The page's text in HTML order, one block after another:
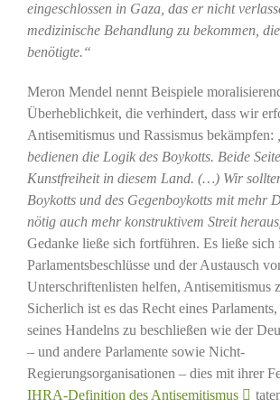
eingeschlossen in Gaza, das er nicht
medizinische Behandlung zu bekommen,
benötigte.“
Meron Mendel nennt Beispiele
Überheblichkeit, die verhindert, dass wir
Antisemitismus und Rassismus bekämpfen:
bedienen die Logik des Boykotts. Beide
Kunstfreiheit in diesem Land. (…) Wir
Boykotts und des Gegenboykotts mit mehr
nötig auch mehr konstruktivem Streit
Gedanke ließe sich fortführen. Es ließe sich
Parlamentsbeschlüsse und der Austausch
Unterschriftenlisten helfen, Antisemitismus
Sicherlich ist es das Recht eines
seines Handelns zu beschließen wie der
– und andere Parlamente sowie Nicht-
Regierungsorganisationen – dies mit ihrer
IHRA-Definition des Antisemitismus